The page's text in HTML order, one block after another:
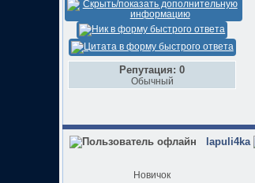
Репутация: 0
Обычный
lapuli4ka
Новичок